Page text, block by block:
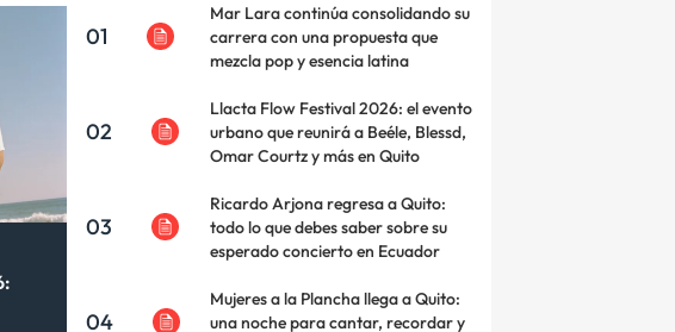
01
Mar Lara continúa consolidando su
carrera con una propuesta que
mezcla pop y esencia latina
02
Llacta Flow Festival 2026: el evento
urbano que reunirá a Beéle, Blessd,
Omar Courtz y más en Quito
03
Ricardo Arjona regresa a Quito:
todo lo que debes saber sobre su
esperado concierto en Ecuador
04
Mujeres a la Plancha llega a Quito:
una noche para cantar, recordar y